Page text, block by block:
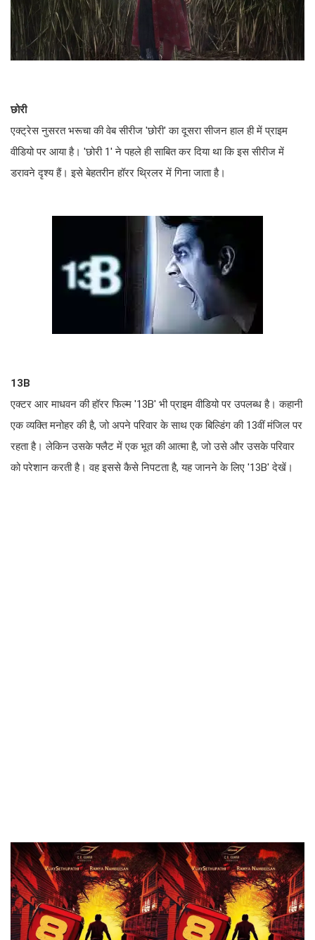
छोरी
एक्ट्रेस नुसरत भरूचा की वेब सीरीज 'छोरी' का दूसरा सीजन हाल ही में प्राइम
वीडियो पर आया है। 'छोरी 1' ने पहले ही साबित कर दिया था कि इस सीरीज में
डरावने दृश्य हैं। इसे बेहतरीन हॉरर थ्रिलर में गिना जाता है।
13B
एक्टर आर माधवन की हॉरर फिल्म '13B' भी प्राइम वीडियो पर उपलब्ध है। कहानी
एक व्यक्ति मनोहर की है, जो अपने परिवार के साथ एक बिल्डिंग की 13वीं मंजिल पर
रहता है। लेकिन उसके फ्लैट में एक भूत की आत्मा है, जो उसे और उसके परिवार
को परेशान करती है। वह इससे कैसे निपटता है, यह जानने के लिए '13B' देखें।